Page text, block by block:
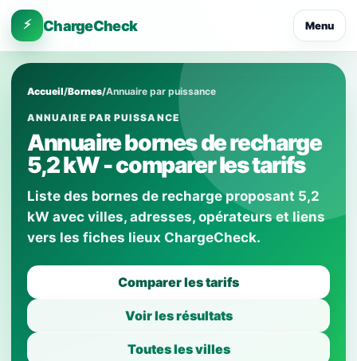
⚡ ChargeCheck Menu
Accueil/Bornes/Annuaire par puissance
ANNUAIRE PAR PUISSANCE
Annuaire bornes de recharge
5,2 kW - comparer les tarifs
Liste des bornes de recharge proposant 5,2
kW avec villes, adresses, opérateurs et liens
vers les fiches lieux ChargeCheck.
Comparer les tarifs
Voir les résultats
Toutes les villes